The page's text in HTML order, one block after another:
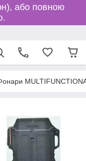
або повною